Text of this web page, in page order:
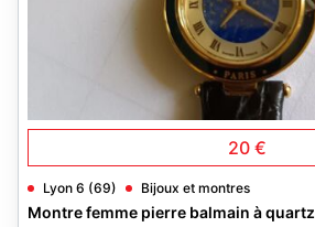
20 €
Lyon 6 (69) Bijoux et montres
Montre femme pierre balmain à quartz